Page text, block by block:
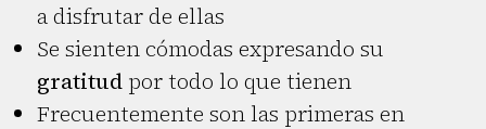
a disfrutar de ellas
Se sienten cómodas expresando su
gratitud por todo lo que tienen
Frecuentemente son las primeras en